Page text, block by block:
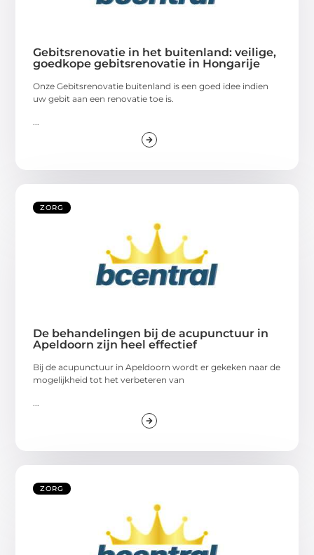
Gebitsrenovatie in het buitenland: veilige,
goedkope gebitsrenovatie in Hongarije
Onze Gebitsrenovatie buitenland is een goed idee indien
uw gebit aan een renovatie toe is.
ZORG
De behandelingen bij de acupunctuur in
Apeldoorn zijn heel effectief
Bij de acupunctuur in Apeldoorn wordt er gekeken naar de
mogelijkheid tot het verbeteren van
ZORG